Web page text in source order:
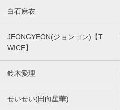
白石麻衣
JEONGYEON(ジョンヨン)【T
WICE】
鈴木愛理
せいせい(田向星華)